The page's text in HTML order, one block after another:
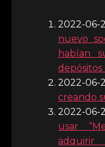
2022-06-
nuevo
habían
depósitos
2022-
creando
2022-06-
usar